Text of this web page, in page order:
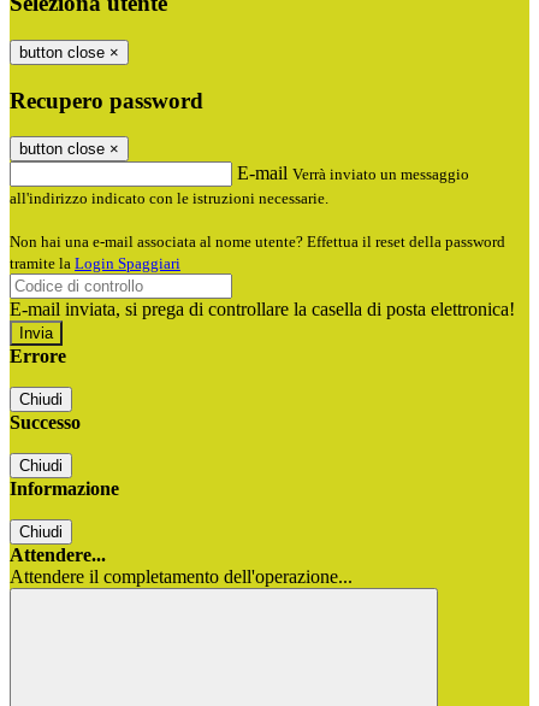
button close ×
Recupero password
button close ×
E-mail Verrà inviato un messaggio
all'indirizzo indicato con le istruzioni necessarie.
Non hai una e-mail associata al nome utente? Effettua il reset della password
tramite la Login Spaggiari
E-mail inviata, si prega di controllare la casella di posta elettronica!
Errore
Chiudi
Successo
Chiudi
Informazione
Chiudi
Attendere...
Attendere il completamento dell'operazione...